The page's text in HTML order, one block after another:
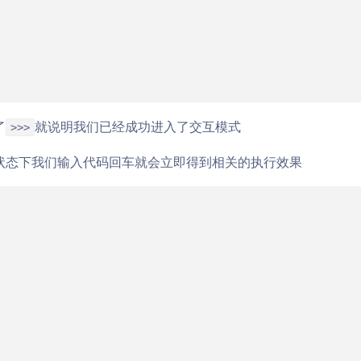
>>> 就说明我们已经成功进入了交互模式
态下我们输入代码回车就会立即得到相关的执行效果